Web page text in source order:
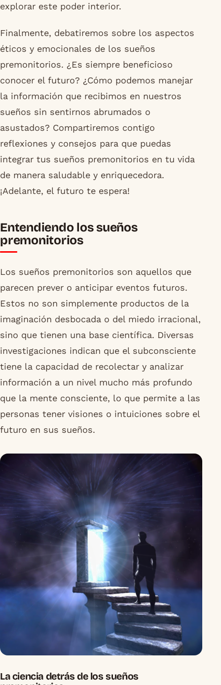
explorar este poder interior.
Finalmente, debatiremos sobre los aspectos
éticos y emocionales de los sueños
premonitorios. ¿Es siempre beneficioso
conocer el futuro? ¿Cómo podemos manejar
la información que recibimos en nuestros
sueños sin sentirnos abrumados o
asustados? Compartiremos contigo
reflexiones y consejos para que puedas
integrar tus sueños premonitorios en tu vida
de manera saludable y enriquecedora.
¡Adelante, el futuro te espera!
Entendiendo los sueños
premonitorios
Los sueños premonitorios son aquellos que
parecen prever o anticipar eventos futuros.
Estos no son simplemente productos de la
imaginación desbocada o del miedo irracional,
sino que tienen una base científica. Diversas
investigaciones indican que el subconsciente
tiene la capacidad de recolectar y analizar
información a un nivel mucho más profundo
que la mente consciente, lo que permite a las
personas tener visiones o intuiciones sobre el
futuro en sus sueños.
La ciencia detrás de los sueños